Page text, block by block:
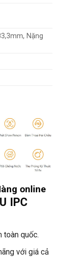
Nặng
online
IPC
toàn quốc.
với giá cả